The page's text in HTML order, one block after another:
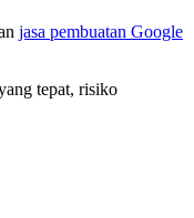
jasa pembuatan Google
tepat, risiko